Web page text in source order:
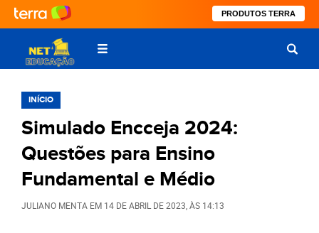
PRODUTOS TERRA
INÍCIO
Simulado Encceja 2024:
Questões para Ensino
Fundamental e Médio
JULIANO MENTA EM 14 DE ABRIL DE 2023 , ÀS 14:13